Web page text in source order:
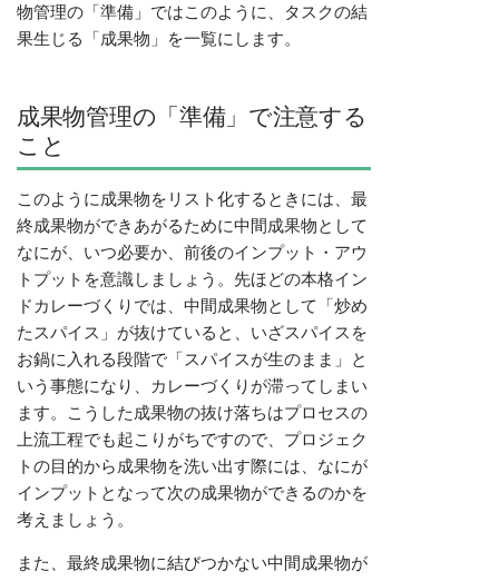
物管理の「準備」ではこのように、タスクの結
果生じる「成果物」を一覧にします。
成果物管理の「準備」で注意する
こと
このように成果物をリスト化するときには、最
終成果物ができあがるために中間成果物として
なにが、いつ必要か、前後のインプット・アウ
トプットを意識しましょう。先ほどの本格イン
ドカレーづくりでは、中間成果物として「炒め
たスパイス」が抜けていると、いざスパイスを
お鍋に入れる段階で「スパイスが生のまま」と
いう事態になり、カレーづくりが滞ってしまい
ます。こうした成果物の抜け落ちはプロセスの
上流工程でも起こりがちですので、プロジェク
トの目的から成果物を洗い出す際には、なにが
インプットとなって次の成果物ができるのかを
考えましょう。
また、最終成果物に結びつかない中間成果物が